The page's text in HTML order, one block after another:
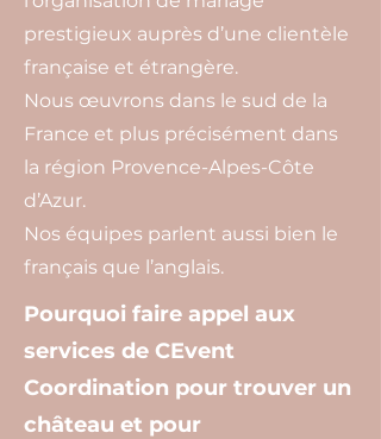
prestigieux auprès d’une clientèle
française et étrangère.
Nous œuvrons dans le sud de la
France et plus précisément dans
la région Provence-Alpes-Côte
d’Azur.
Nos équipes parlent aussi bien le
français que l’anglais.
Pourquoi faire appel aux
services de CEvent
Coordination pour trouver un
château et pour